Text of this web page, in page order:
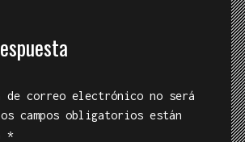
de correo electrónico no será
campos obligatorios están
*